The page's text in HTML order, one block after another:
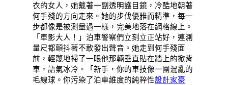
衣的女人，她戴著一副透明護目鏡，冷酷地朝著
何手殘的方向走來。她的步伐優雅而精準，每一
步都像是被測量過一樣，完美地落在網格線上。
「車影大人！」泊車警察們立刻立正站好，連測
量尺都顫抖著不敢發出聲音。她走到何手殘面
前，輕蔑地掃了一眼他那輛垂直貼在牆上的掀背
車，語氣冰冷。「新手，你的車技像一團混亂的
毛線球。你污染了泊車維度的純粹性設計家豪